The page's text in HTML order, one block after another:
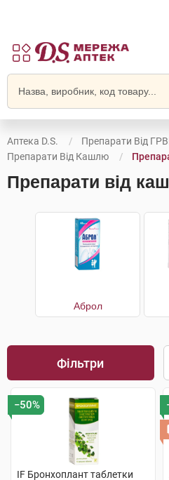
Аптека D.S.
Препарати Від
Препарати Від Кашлю
Препарати від
Аброл
Фільтри
−50%
IF Бронхоплант таблетки